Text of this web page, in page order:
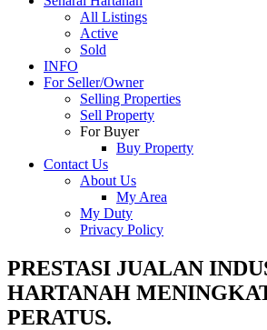
All Listings
Active
Sold
INFO
For Seller/Owner
Selling Properties
Sell Property
For Buyer
Buy Property
Contact Us
About Us
My Area
My Duty
Privacy Policy
PRESTASI JUALAN
HARTANAH
PERATUS.